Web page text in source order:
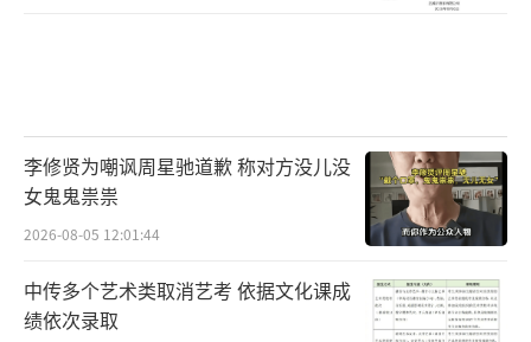
李修贤为嘲讽周星驰道歉 称对方没儿没
女鬼鬼祟祟
2026-08-05 12:01:44
中传多个艺术类取消艺考 依据文化课成
绩依次录取